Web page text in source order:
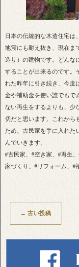
日本の伝統的な木造住宅は
地震にも耐え抜き、現在ま
造り）の建物です。どんな
することが出来るのです。
れた昨年に引き続き、今度
金や補助金を使い誰でもで
ない再生をするよりも、少
切だと思います。これから
ため、古民家を手に入れた
んでいきます。
#古民家、#空き家、#再生
家づくり、#リフォーム、#
← 古い投稿